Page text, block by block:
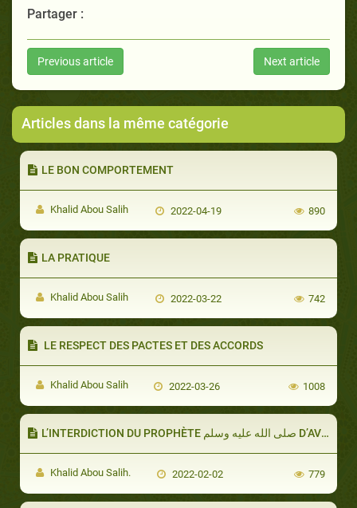
Partager :
Previous article Next article
Articles dans la même catégorie
LE BON COMPORTEMENT
Khalid Abou Salih 2022-04-19 890
LA PRATIQUE
Khalid Abou Salih 2022-03-22 742
LE RESPECT DES PACTES ET DES ACCORDS
Khalid Abou Salih 2022-03-26 1008
L’INTERDICTION DU PROPHÈTE صلى الله عليه وسلم D’AVOIR DE MAUVAISES SUSPICIONS À L’ÉGARD DE SA FEMME
Khalid Abou Salih. 2022-02-02 779